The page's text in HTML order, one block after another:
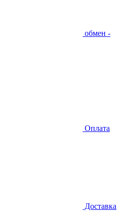
обмен -
Оплата
Доставка